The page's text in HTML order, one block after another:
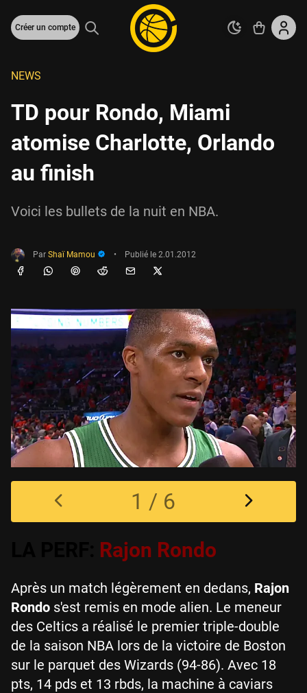
Créer un compte
NEWS
TD pour Rondo, Miami
atomise Charlotte, Orlando
au finish
Voici les bullets de la nuit en NBA.
Par Shaï Mamou • Publié le 2.01.2012
1 / 6
Rajon Rondo
Après un match légèrement en dedans, Rajon
Rondo s'est remis en mode alien. Le meneur
des Celtics a réalisé le premier triple-double
de la saison NBA lors de la victoire de Boston
sur le parquet des Wizards (94-86). Avec 18
pts, 14 pds et 13 rbds, la machine à caviars